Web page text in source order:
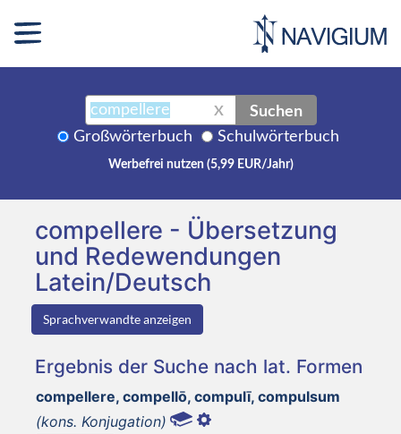
X Suchen
Großwörterbuch Schulwörterbuch
Werbefrei nutzen (5,99 EUR/Jahr)
compellere - Übersetzung
und Redewendungen
Latein/Deutsch
Sprachverwandte anzeigen
Ergebnis der Suche nach lat. Formen
compellere, compellō, compulī, compulsum
(kons. Konjugation)